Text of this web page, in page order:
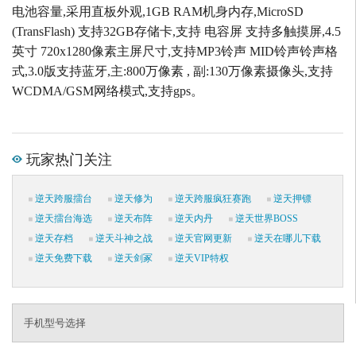
电池容量,采用直板外观,1GB RAM机身内存,MicroSD
(TransFlash) 支持32GB存储卡,支持 电容屏 支持多触摸屏,4.5
英寸 720x1280像素主屏尺寸,支持MP3铃声 MID铃声铃声格
式,3.0版支持蓝牙,主:800万像素 , 副:130万像素摄像头,支持
WCDMA/GSM网络模式,支持gps。
玩家热门关注
逆天跨服擂台 逆天修为 逆天跨服疯狂赛跑
逆天押镖
逆天擂台海选
逆天布阵 逆天内丹
逆天世界BOSS
逆天存档
逆天斗神之战 逆天官网更新
逆天在哪儿下载
逆天免费下载
逆天剑冢 逆天VIP特权
手机型号选择